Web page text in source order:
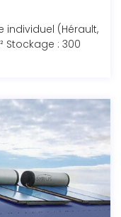
individuel (Hérault,
Stockage : 300